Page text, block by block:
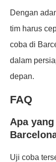
Dengan
tim harus
coba di
dalam
depan.
FAQ
Apa
Uji coba